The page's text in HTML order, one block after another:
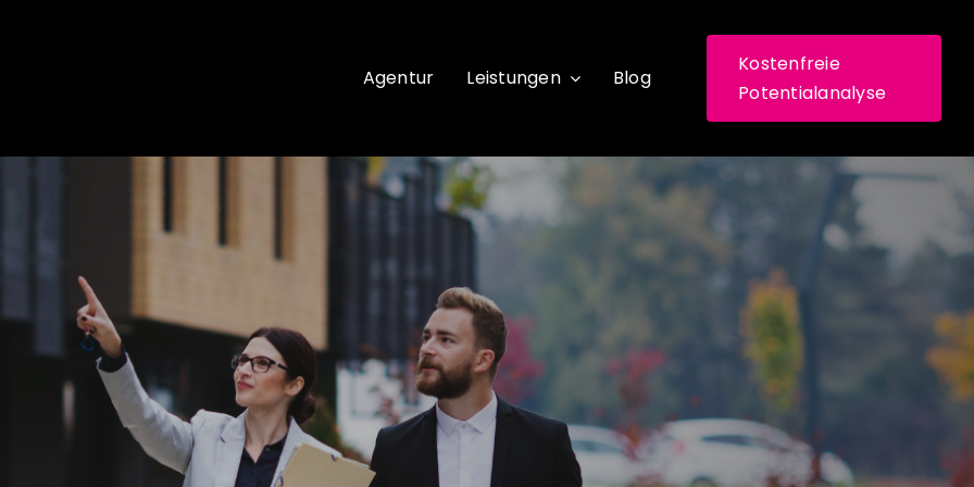
Agentur Leistungen Blog
Kostenfreie
Potentialanalyse